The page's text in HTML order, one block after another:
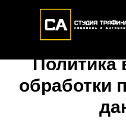
Политика
обработки